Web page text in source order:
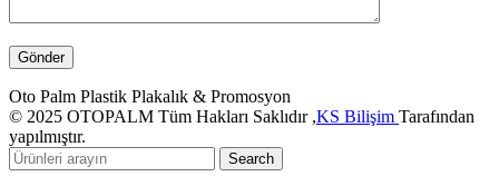
Oto Palm Plastik Plakalık & Promosyon
© 2025 OTOPALM Tüm Hakları Saklıdır ,KS Bilişim Tarafından
yapılmıştır.
Search